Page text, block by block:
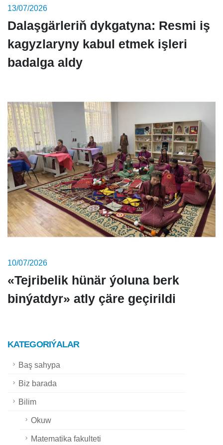
13/07/2026
Dalaşgärleriň dykgatyna: Resmi iş
kagyzlaryny kabul etmek işleri
badalga aldy
10/07/2026
«Tejribelik hünär ýoluna berk
binýatdyr» atly çäre geçirildi
KATEGORIÝALAR
Baş sahypa
Biz barada
Bilim
Okuw
Matematika fakulteti